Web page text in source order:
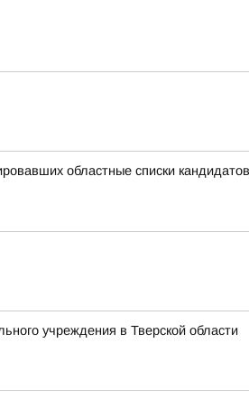
областные списки
учреждения в Тверской области